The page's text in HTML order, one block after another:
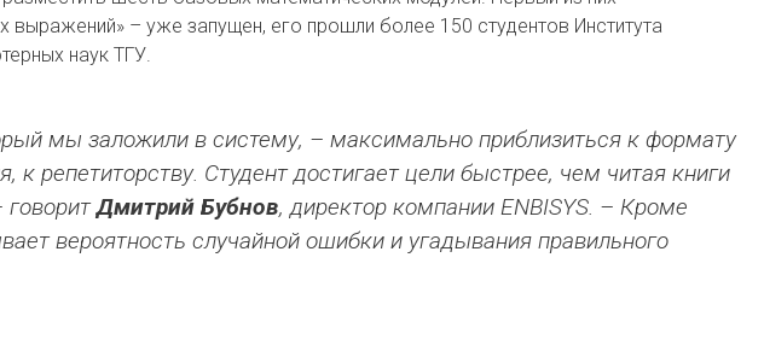
выражений» – уже запущен, его прошли более 150 студентов Института
наук ТГУ.
мы заложили в систему, – максимально приблизиться к формату
к репетиторству. Студент достигает цели быстрее, чем читая книги
говоритДмитрий Бубнов, директор компании ENBISYS. – Кроме
вероятность случайной ошибки и угадывания правильного